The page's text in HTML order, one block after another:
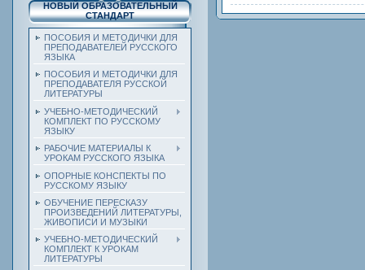
НОВЫЙ ОБРАЗОВАТЕЛЬНЫЙ
СТАНДАРТ
ПОСОБИЯ И МЕТОДИЧКИ ДЛЯ
ПРЕПОДАВАТЕЛЕЙ РУССКОГО
ЯЗЫКА
ПОСОБИЯ И МЕТОДИЧКИ ДЛЯ
ПРЕПОДАВАТЕЛЯ РУССКОЙ
ЛИТЕРАТУРЫ
УЧЕБНО-МЕТОДИЧЕСКИЙ
КОМПЛЕКТ ПО РУССКОМУ
ЯЗЫКУ
РАБОЧИЕ МАТЕРИАЛЫ К
УРОКАМ РУССКОГО ЯЗЫКА
ОПОРНЫЕ КОНСПЕКТЫ ПО
РУССКОМУ ЯЗЫКУ
ОБУЧЕНИЕ ПЕРЕСКАЗУ
ПРОИЗВЕДЕНИЙ ЛИТЕРАТУРЫ,
ЖИВОПИСИ И МУЗЫКИ
УЧЕБНО-МЕТОДИЧЕСКИЙ
КОМПЛЕКТ К УРОКАМ
ЛИТЕРАТУРЫ